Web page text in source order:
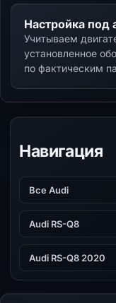
Настройка под
Учитываем
установленное
по фактическим
Навигация
Все Audi
Audi RS-Q8
Audi RS-Q8 2020